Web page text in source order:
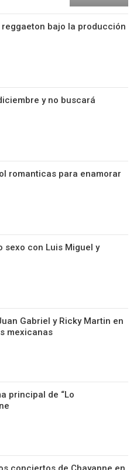
bajo la producción
y no buscará
romanticas para enamorar
sexo con Luis Miguel y
Gabriel y Ricky Martin en
mexicanas
principal de “Lo